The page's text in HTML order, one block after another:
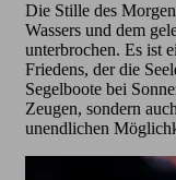
Die Stille des
Wassers und dem
unterbrochen. Es ist
Friedens, der die
Segelboote bei
Zeugen, sondern
unendlichen